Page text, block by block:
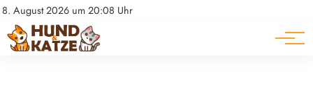
8. August 2026 um 20:08 Uhr
Datenschutz
Impressum
Pferde
Ratgeber